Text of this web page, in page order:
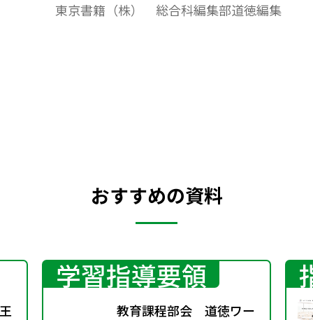
東京書籍（株） 総合科編集部道徳編集
おすすめの資料
学習指導要領
教育課程部会 道徳ワー